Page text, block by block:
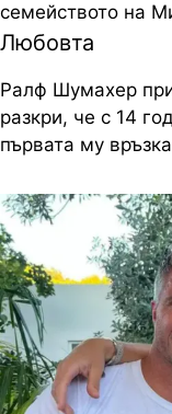
семейството на
Любовта
Ралф Шумахер
разкри, че с 14
първата му